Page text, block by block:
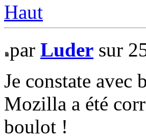
Haut
par Luder sur
Je constate avec
Mozilla a été
boulot !